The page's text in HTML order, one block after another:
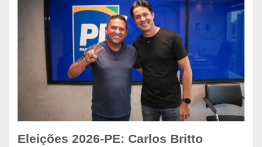
Eleições 2026-PE: Carlos Britto